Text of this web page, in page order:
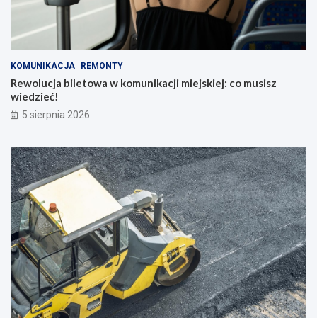
KOMUNIKACJA REMONTY
Rewolucja biletowa w komunikacji miejskiej: co musisz
wiedzieć!
5 sierpnia 2026